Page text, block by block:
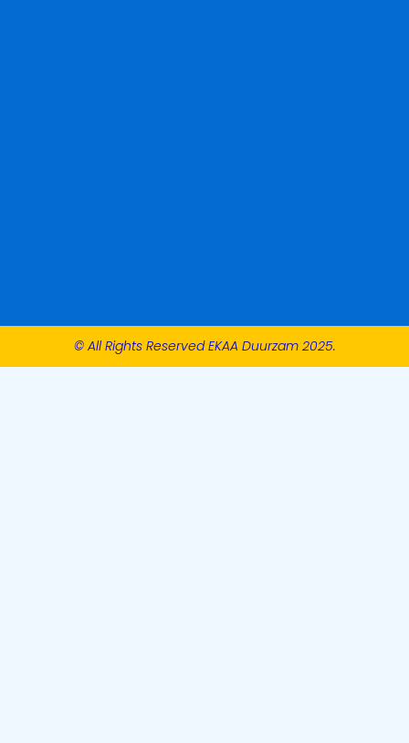
© All Rights Reserved EKAA Duurzam 2025.